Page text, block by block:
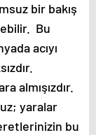
bir bakış
Bu
acıyı
almışızdır.
yaralar
bu